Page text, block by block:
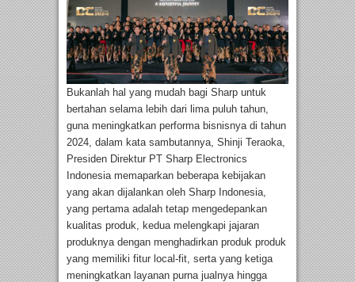
Bukanlah hal yang mudah bagi Sharp untuk
bertahan selama lebih dari lima puluh tahun,
guna meningkatkan performa bisnisnya di tahun
2024, dalam kata sambutannya, Shinji Teraoka,
Presiden Direktur PT Sharp Electronics
Indonesia memaparkan beberapa kebijakan
yang akan dijalankan oleh Sharp Indonesia,
yang pertama adalah tetap mengedepankan
kualitas produk, kedua melengkapi jajaran
produknya dengan menghadirkan produk produk
yang memiliki fitur local-fit, serta yang ketiga
meningkatkan layanan purna jualnya hingga